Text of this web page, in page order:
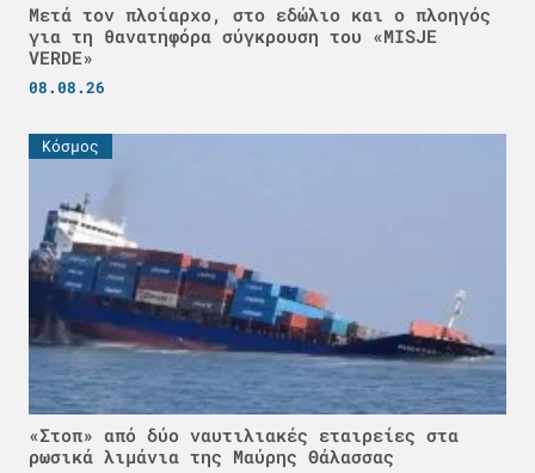
Μετά τον πλοίαρχο, στο εδώλιο και ο πλοηγός
για τη θανατηφόρα σύγκρουση του «MISJE
VERDE»
08.08.26
Κόσμος
«Στοπ» από δύο ναυτιλιακές εταιρείες στα
ρωσικά λιμάνια της Μαύρης Θάλασσας